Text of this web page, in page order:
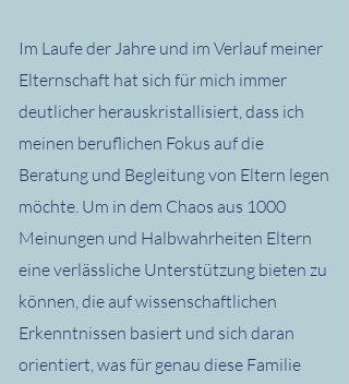
Im Laufe der Jahre und im Verlauf meiner
Elternschaft hat sich für mich immer
deutlicher herauskristallisiert, dass ich
meinen beruflichen Fokus auf die
Beratung und Begleitung von Eltern legen
möchte. Um in dem Chaos aus 1000
Meinungen und Halbwahrheiten Eltern
eine verlässliche Unterstützung bieten zu
können, die auf wissenschaftlichen
Erkenntnissen basiert und sich daran
orientiert, was für genau diese Familie